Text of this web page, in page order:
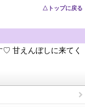
△トップに戻る
♡ 甘えんぼしに来てく